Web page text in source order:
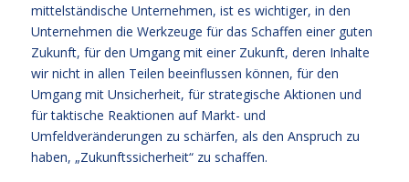
mittelständische Unternehmen, ist es wichtiger, in den
Unternehmen die Werkzeuge für das Schaffen einer guten
Zukunft, für den Umgang mit einer Zukunft, deren Inhalte
wir nicht in allen Teilen beeinflussen können, für den
Umgang mit Unsicherheit, für strategische Aktionen und
für taktische Reaktionen auf Markt- und
Umfeldveränderungen zu schärfen, als den Anspruch zu
haben, „Zukunftssicherheit“ zu schaffen.